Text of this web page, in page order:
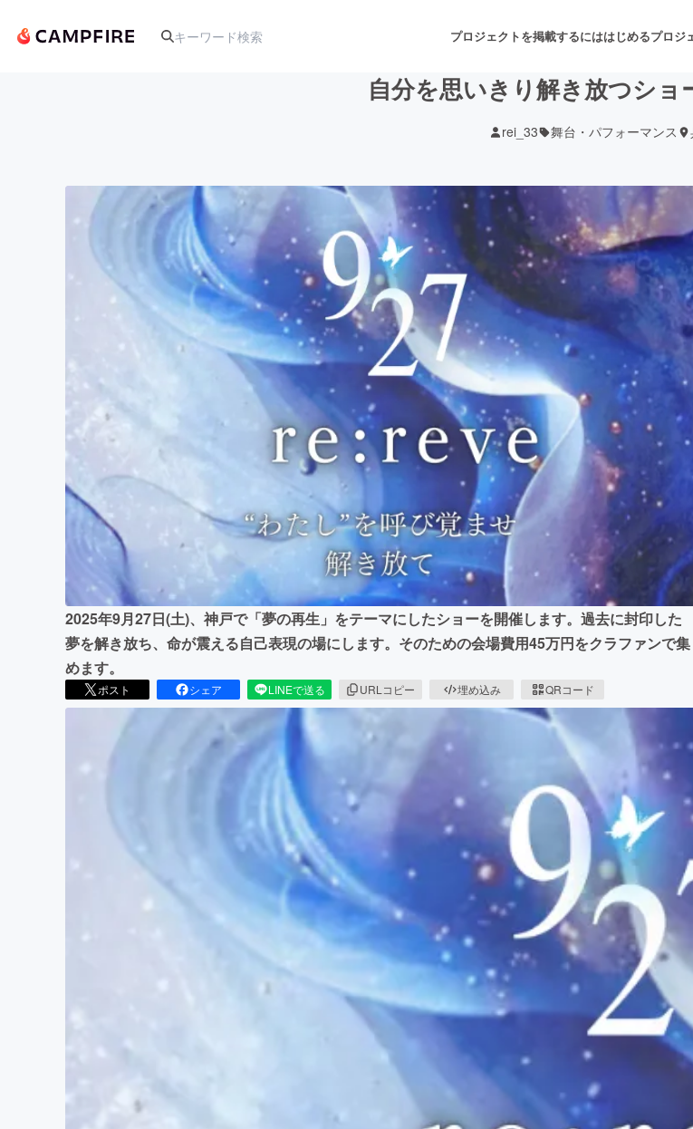
プロジェクトを掲載するにははじめるプロジ
アート・写真 舞
テクノロジー・ガジェット ゲーム・サービス開発 フ
映像・映画 書籍・雑誌出版 ア
ビジネス・起業 チャレンジ ビ
まちづくり・地域活性化
CAMPFIRE for Social Good
CAMPFIREふるさと納税
machi-ya
自分を思いきり解き放つショ
rei_33 舞台・パフォーマンス
2025年9月27日(土)、神戸で「夢の再生」をテーマにしたショーを開催します。過去に封印した
夢を解き放ち、命が震える自己表現の場にします。そのための会場費用45万円をクラファンで集
めます。
ポスト シェア LINEで送る URLコピー 埋め込み QRコード